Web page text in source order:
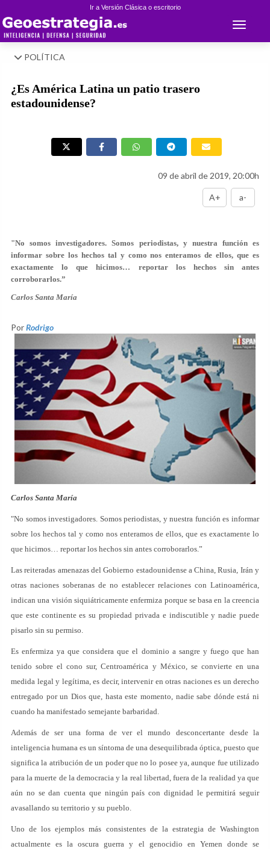
Ir a Versión Clásica o escritorio
Toggle
POLÍTICA
¿Es América Latina un patio trasero
estadounidense?
09 de abril de 2019, 20:00h
A+ a-
"No somos investigadores. Somos periodistas, y nuestra función es
informar sobre los hechos tal y como nos enteramos de ellos, que es
exactamente lo que hicimos… reportar los hechos sin antes
corroborarlos.”
Carlos Santa María
PorRodrigo
Carlos Santa María
"No somos investigadores. Somos periodistas, y nuestra función es informar
sobre los hechos tal y como nos enteramos de ellos, que es exactamente lo
que hicimos… reportar los hechos sin antes corroborarlos.”
Las reiteradas amenazas del Gobierno estadounidense a China, Rusia, Irán y
otras naciones soberanas de no establecer relaciones con Latinoamérica,
indican una visión siquiátricamente enfermiza porque se basa en la creencia
que este continente es su propiedad privada e indiscutible y nadie puede
pisarlo sin su permiso.
Es enfermiza ya que considera que el dominio a sangre y fuego que han
tenido sobre el cono sur, Centroamérica y México, se convierte en una
medida legal y legítima, es decir, intervenir en otras naciones es un derecho
entregado por un Dios que, hasta este momento, nadie sabe dónde está ni
cuando ha manifestado semejante barbaridad.
Además de ser una forma de ver el mundo desconcertante desde la
inteligencia humana es un síntoma de una desequilibrada óptica, puesto que
significa la atribución de un poder que no lo posee ya, aunque fue utilizado
para la muerte de la democracia y la real libertad, fuera de la realidad ya que
aún no se dan cuenta que ningún país con dignidad le permitirá seguir
avasallando su territorio y su pueblo.
Uno de los ejemplos más consistentes de la estrategia de Washington
actualmente es la oscura guerra y el genocidio en Yemen donde se